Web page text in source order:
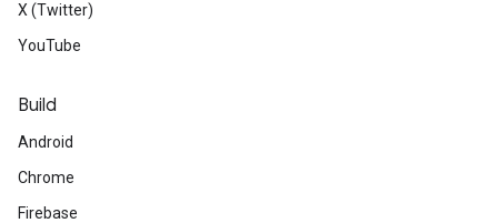
X (Twitter)
YouTube
Build
Android
Chrome
Firebase